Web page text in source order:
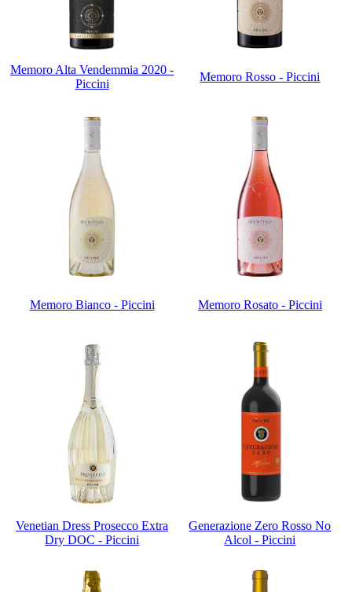
Memoro Alta Vendemmia 2020 -
Piccini
Memoro Rosso - Piccini
Memoro Bianco - Piccini Memoro Rosato - Piccini
Venetian Dress Prosecco Extra
Dry DOC - Piccini
Generazione Zero Rosso No
Alcol - Piccini